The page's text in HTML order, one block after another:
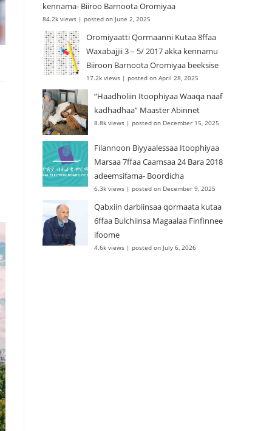
kennama- Biiroo Barnoota Oromiyaa
84.2k views | posted on June 2, 2025
Oromiyaatti Qormaanni Kutaa 8ffaa
Waxabajjii 3 – 5/ 2017 akka kennamu
Biiroon Barnoota Oromiyaa beeksise
17.2k views | posted on April 28, 2025
“Haadholiin Itoophiyaa Waaqa naaf
kadhadhaa” Maaster Abinnet
8.8k views | posted on December 15, 2025
Filannoon Biyyaalessaa Itoophiyaa
Marsaa 7ffaa Caamsaa 24 Bara 2018
adeemsifama- Boordicha
6.3k views | posted on December 9, 2025
Qabxiin darbiinsaa qormaata kutaa
6ffaa Bulchiinsa Magaalaa Finfinnee
ifoome
4.6k views | posted on July 6, 2026